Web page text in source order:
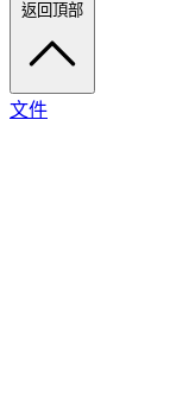
返回頂部
文件